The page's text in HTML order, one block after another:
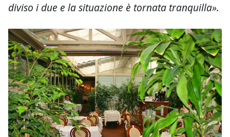
diviso i due e la situazione è tornata tranquilla».